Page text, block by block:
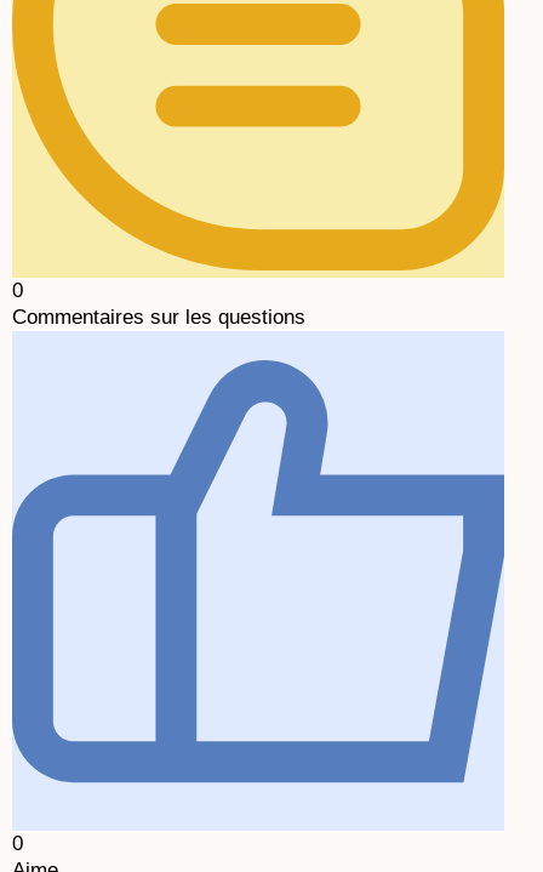
0
Commentaires sur les questions
0